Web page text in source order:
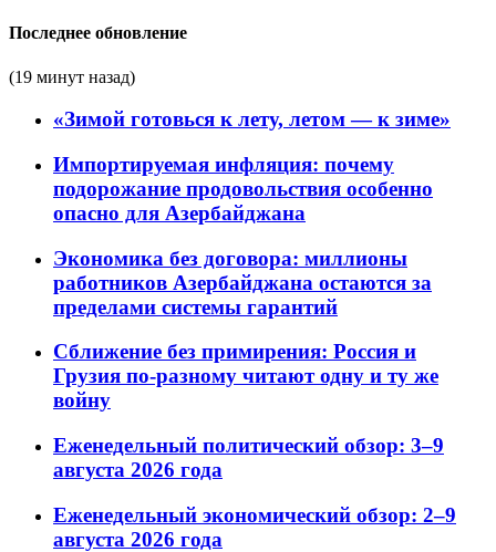
Последнее обновление
(19 минут назад)
«Зимой готовься к лету, летом — к зиме»
Импортируемая инфляция: почему
подорожание продовольствия особенно
опасно для Азербайджана
Экономика без договора: миллионы
работников Азербайджана остаются за
пределами системы гарантий
Сближение без примирения: Россия и
Грузия по-разному читают одну и ту же
войну
Еженедельный политический обзор: 3–9
августа 2026 года
Еженедельный экономический обзор: 2–9
августа 2026 года